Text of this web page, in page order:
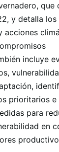
que
y detalla los
acciones
incluye
prioritarios e
para
en